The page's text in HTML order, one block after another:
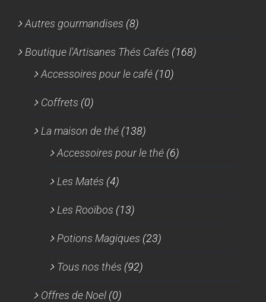
Autres gourmandises (8)
Boutique l'Artisanes Thés Cafés (168)
Accessoires pour le café (10)
Coffrets (0)
La maison de thé (138)
Accessoires pour le thé (6)
Les Matés (4)
Les Rooïbos (13)
Potions Magiques (23)
Tous nos thés (92)
Offres de Noel (0)